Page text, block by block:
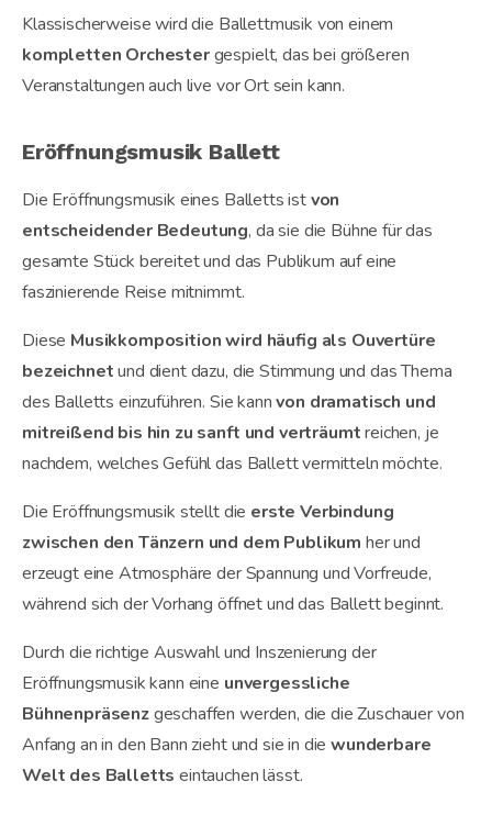
Klassischerweise wird die Ballettmusik von einem
kompletten Orchestergespielt, das bei größeren
Veranstaltungen auch live vor Ort sein kann.
Eröffnungsmusik Ballett
Die Eröffnungsmusik eines Balletts istvon
entscheidender Bedeutung, da sie die Bühne für das
gesamte Stück bereitet und das Publikum auf eine
faszinierende Reise mitnimmt.
Diese Musikkomposition wird häufig als Ouvertüre
bezeichnetund dient dazu, die Stimmung und das Thema
des Balletts einzuführen. Sie kannvon dramatisch und
mitreißend bis hin zu sanft und verträumtreichen, je
nachdem, welches Gefühl das Ballett vermitteln möchte.
Die Eröffnungsmusik stellt die erste Verbindung
zwischen den Tänzern und dem Publikum her und
erzeugt eine Atmosphäre der Spannung und Vorfreude,
während sich der Vorhang öffnet und das Ballett beginnt.
Durch die richtige Auswahl und Inszenierung der
Eröffnungsmusik kann eine unvergessliche
Bühnenpräsenzgeschaffen werden, die die Zuschauer von
Anfang an in den Bann zieht und sie in diewunderbare
Welt des Balletts eintauchen lässt.